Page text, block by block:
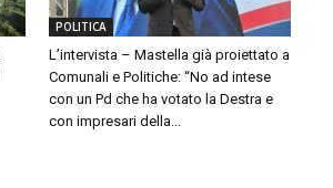
POLITICA
L’intervista – Mastella già proiettato a
Comunali e Politiche: “No ad intese
con un Pd che ha votato la Destra e
con impresari della...